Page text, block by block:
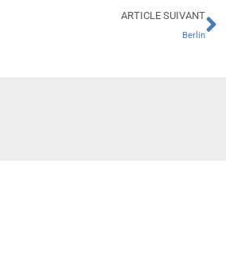
ARTICLE SUIVANT
Berlin